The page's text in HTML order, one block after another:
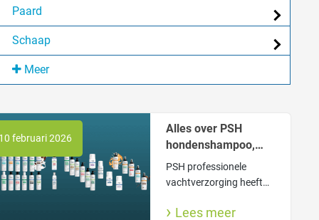
Paard
Schaap
Meer
10 februari 2026
Alles over PSH
hondenshampoo,
conditioner en
parfum
PSH professionele
vachtverzorging heeft
doeltreffende shampoo,
Lees meer